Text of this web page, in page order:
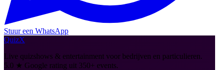
Stuur een WhatsApp
QuizX
Live quizshows & entertainment voor bedrijven en particulieren.
5.0 ★ Google rating uit 350+ events.